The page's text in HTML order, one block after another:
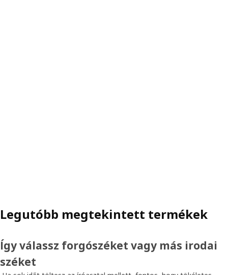
Legutóbb megtekintett termékek
Így válassz forgószéket vagy más irodai
széket